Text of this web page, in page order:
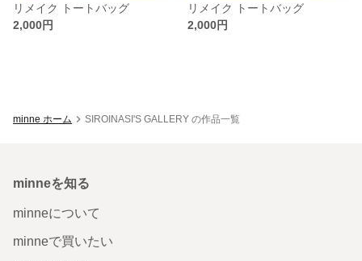
リメイク トートバッグ
2,000円
リメイク トートバッグ
2,000円
minne ホーム SIROINASI'S GALLERY の作品一覧
minneを知る
minneについて
minneで買いたい